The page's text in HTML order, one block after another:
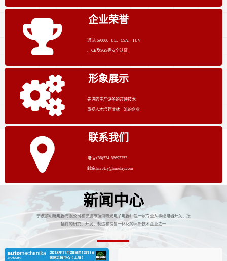
企业荣誉
通过IS9000、UL、CSA、TUV
、CE及SGS等安全认证
形象展示
先进的生产设备的过硬技术
重视人才培养造就一流的企业
联系我们
电话:(86)574-86692757
邮箱:lmrelay@lmrelay.com
新闻中心
宁波黎明继电器有限公司和宁波市镇海黎光电子电器厂是一家专业从事继电器开关、接
插件的研究、开发、制造和销售一体化的高新技术企业之一